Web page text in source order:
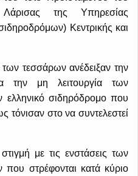
της Υπηρεσίας
Κεντρικής και
τεσσάρων ανέδειξαν την
την μη λειτουργία των
ελληνικό σιδηρόδρομο που
τόνισαν στο να συντελεστεί
με τις ενστάσεις των
στρέφονται κατά κύριο